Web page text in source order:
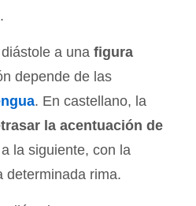
a una figura
depende de las
. En castellano, la
la acentuación de
la siguiente, con la
determinada rima.